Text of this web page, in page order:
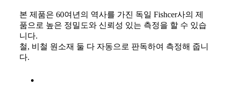
본 제품은 60여년의 역사를 가진 독일 Fishcer사의 제
품으로 높은 정밀도와 신뢰성 있는 측정을 할 수 있습
니다.
철, 비철 원소재 둘 다 자동으로 판독하여 측정해 줍니
다.